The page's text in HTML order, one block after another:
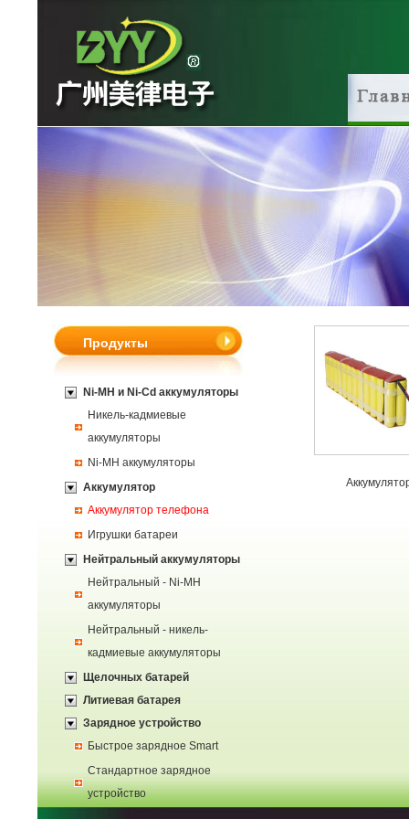
Продукты
Ni-MH и Ni-Cd аккумуляторы
Никель-кадмиевые
аккумуляторы
Ni-MH аккумуляторы
Аккумулятор
Аккумулятор телефона
Игрушки батареи
Нейтральный аккумуляторы
Нейтральный - Ni-MH
аккумуляторы
Нейтральный - никель-
кадмиевые аккумуляторы
Щелочных батарей
Литиевая батарея
Зарядное устройство
Быстрое зарядное Smart
Стандартное зарядное
устройство